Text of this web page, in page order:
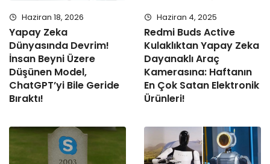
Haziran 18, 2026
Yapay Zeka
Dünyasında Devrim!
İnsan Beyni Üzere
Düşünen Model,
ChatGPT’yi Bile Geride
Bıraktı!
Haziran 4, 2025
Redmi Buds Active
Kulaklıktan Yapay Zeka
Dayanaklı Araç
Kamerasına: Haftanın
En Çok Satan Elektronik
Ürünleri!